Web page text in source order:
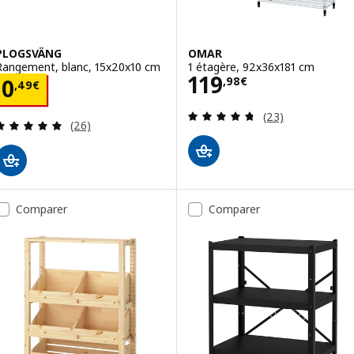
blanc, 15x20x10 cm
0,49€0,49€
Révision: 4.9 hors de 5 étoiles. Nombre total de
(26)
OMAR
1 étagère, 92x36x181 cm
119,98€
Prix 119,98€
Révision: 4.7
(23)
Comparer Comparer